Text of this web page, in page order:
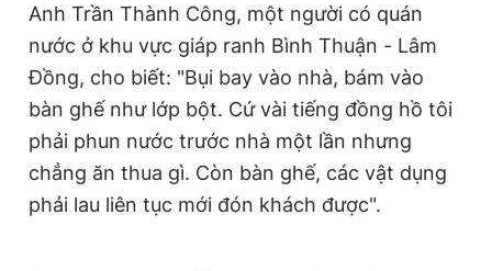
Anh Trần Thành Công, một người có quán
nước ở khu vực giáp ranh Bình Thuận - Lâm
Đồng, cho biết: "Bụi bay vào nhà, bám vào
bàn ghế như lớp bột. Cứ vài tiếng đồng hồ tôi
phải phun nước trước nhà một lần nhưng
chẳng ăn thua gì. Còn bàn ghế, các vật dụng
phải lau liên tục mới đón khách được".